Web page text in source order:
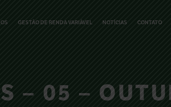
GESTÃO DE RENDA VARIÁVEL NOTÍCIAS CONTATO
– 05 –